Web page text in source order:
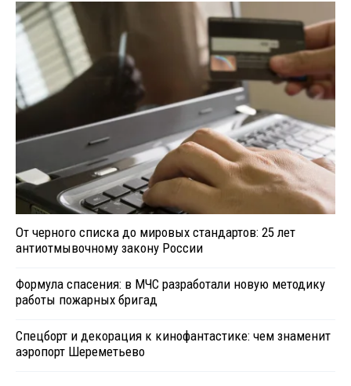
От черного списка до мировых стандартов: 25 лет
антиотмывочному закону России
Формула спасения: в МЧС разработали новую методику
работы пожарных бригад
Спецборт и декорация к кинофантастике: чем знаменит
аэропорт Шереметьево